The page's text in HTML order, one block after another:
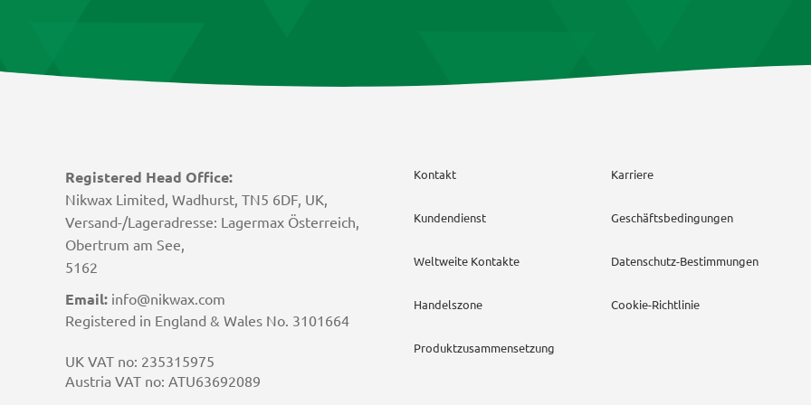
Registered Head Office:
Nikwax Limited, Wadhurst, TN5 6DF, UK,
Versand-/Lageradresse: Lagermax Österreich,
Obertrum am See,
5162
Email: info@nikwax.com
Registered in England & Wales No. 3101664
UK VAT no: 235315975
Austria VAT no: ATU63692089
Kontakt
Kundendienst
Weltweite Kontakte
Handelszone
Produktzusammensetzung
Karriere
Geschäftsbedingungen
Datenschutz-Bestimmungen
Cookie-Richtlinie